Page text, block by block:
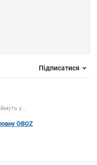
Підписатися
у...
OBOZ